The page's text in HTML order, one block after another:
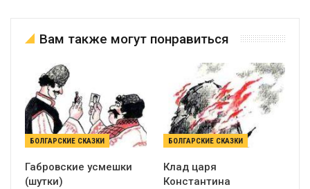
Вам также могут понравиться
БОЛГАРСКИЕ СКАЗКИ
Габровские усмешки
(шутки)
БОЛГАРСКИЕ СКАЗКИ
Клад царя
Константина